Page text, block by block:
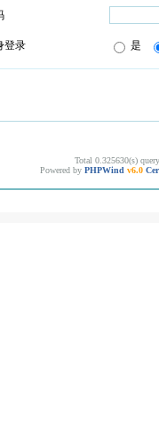
登录 是
Total 0.325630(s)
Powered by PHPWind v6.0